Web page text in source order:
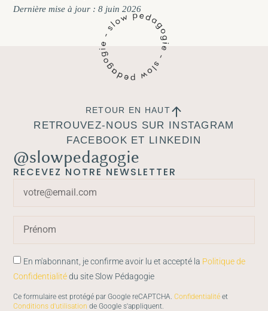
Dernière mise à jour : 8 juin 2026
RETROUVEZ-NOUS SUR INSTAGRAM
FACEBOOK ET LINKEDIN
@slowpedagogie
RECEVEZ NOTRE NEWSLETTER
En m'abonnant, je confirme avoir lu et accepté la Politique de
Confidentialitédu site Slow Pédagogie
Ce formulaire est protégé par Google reCAPTCHA.Confidentialité et
Conditions d'utilisation de Google s'appliquent.
RETOUR EN HAUT